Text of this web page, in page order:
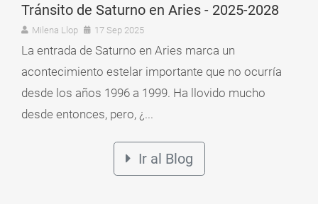
Tránsito de Saturno en Aries - 2025-2028
Milena Llop 17 Sep 2025
La entrada de Saturno en Aries marca un
acontecimiento estelar importante que no ocurría
desde los años 1996 a 1999. Ha llovido mucho
desde entonces, pero, ¿...
Ir al Blog